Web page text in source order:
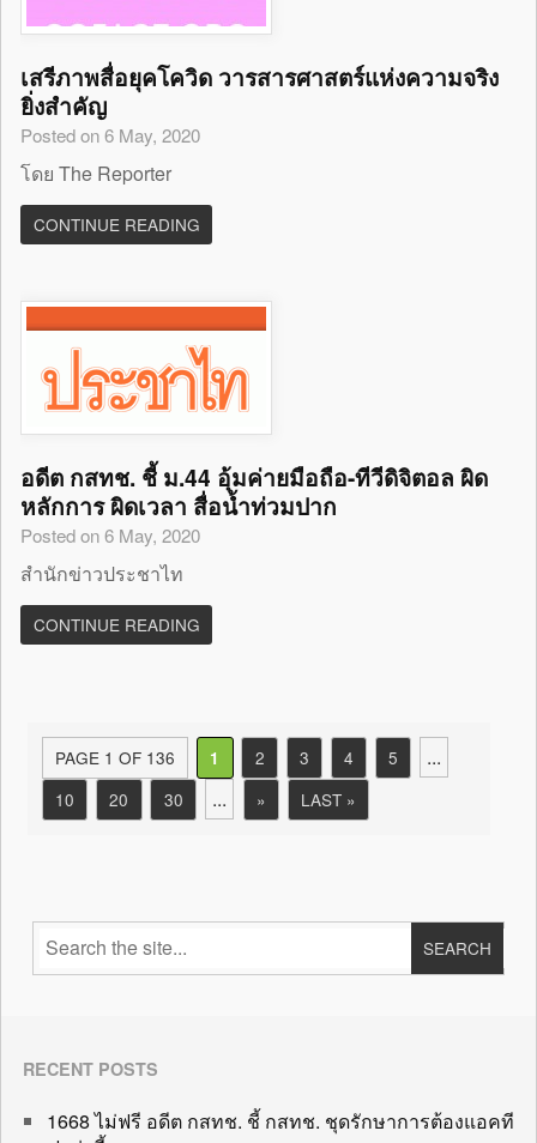
เสรีภาพสื่อยุคโควิด วารสารศาสตร์แห่งความจริง
ยิ่งสำคัญ
Posted on 6 May, 2020
โดย The Reporter
CONTINUE READING
อดีต กสทช. ชี้ ม.44 อุ้มค่ายมือถือ-ทีวีดิจิตอล ผิด
หลักการ ผิดเวลา สื่อน้ำท่วมปาก
Posted on 6 May, 2020
สำนักข่าวประชาไท
CONTINUE READING
PAGE 1 OF 136 1 2 3 4 5 ...
10 20 30 ... » LAST »
RECENT POSTS
1668 ไม่ฟรี อดีต กสทช. ชี้ กสทช. ชุดรักษาการต้องแอคที